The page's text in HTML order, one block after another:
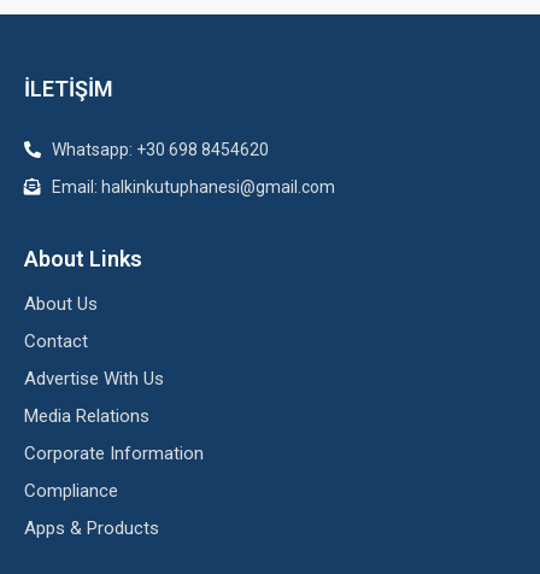
İLETİŞİM
Whatsapp: +30 698 8454620
Email: halkinkutuphanesi@gmail.com
About Links
About Us
Contact
Advertise With Us
Media Relations
Corporate Information
Compliance
Apps & Products